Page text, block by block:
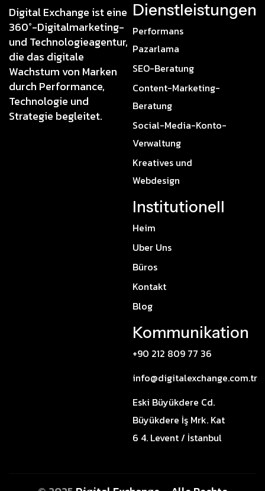
Digital Exchange ist eine
360°-Digitalmarketing-
und Technologieagentur,
die das digitale
Wachstum von Marken
durch Performance,
Technologie und
Strategie begleitet.
Dienstleistungen
Performans
Pazarlama
SEO-Beratung
Content-Marketing-
Beratung
Social-Media-Konto-
Verwaltung
Kreatives und
Webdesign
Institutionell
Heim
Uber Uns
Büros
Kontakt
Blog
Kommunikation
+90 212 809 77 36
info@digitalexchange.com.tr
Eski Büyükdere Cd.
Büyükdere İş Mrk. Kat
6 4. Levent / İstanbul